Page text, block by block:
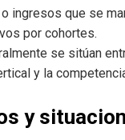
ingresos que se
por cohortes.
se sitúan
y la
y